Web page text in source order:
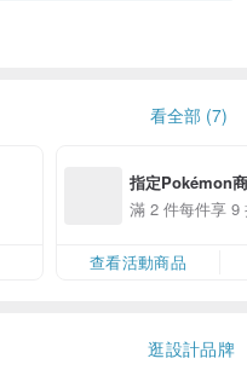
看全部 (7)
指定Pokémon
滿 2 件每件享 9
查看活動商品
逛設計品牌